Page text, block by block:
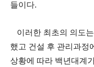
들이다.
이러한 최초의 의도
했고 건설 후 관리과정
상황에 따라 백년대계